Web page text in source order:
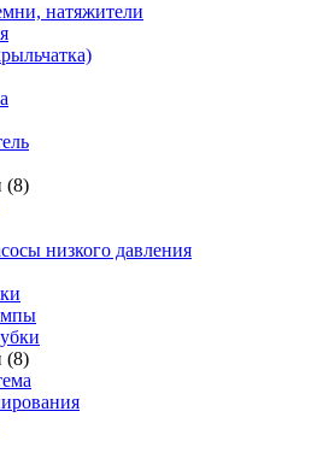
натяжители
(8)
низкого давления
(8)